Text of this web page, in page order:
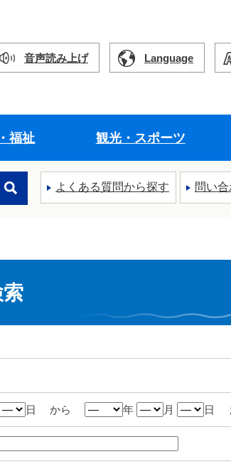
音声読み上げ Language
福祉 観光・スポーツ
よくある質問から探す 問い
日 から 年 月 日